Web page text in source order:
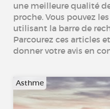
une meilleure qualité
proche. Vous pouvez
utilisant la barre de
Parcourez ces articles
donner votre avis en
Asthme